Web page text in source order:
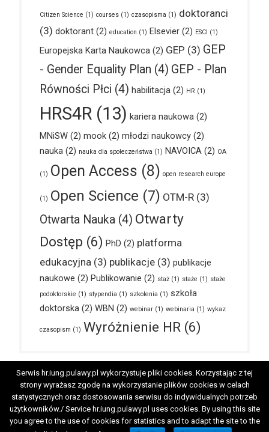
Citizen Science (1) courses(1) czasopisma (1) doktoranci
(3) doktorant(2) education (1) Elsevier(2) ESCI (1)
Europejska Karta Naukowca(2) GEP (3) GEP
- Gender Equality Plan (4) GEP - Plan
Równości Płci (4) habilitacja(2) HR (1)
HRS4R(13) kariera naukowa(2)
MNiSW(2) mook(2) młodzi naukowcy(2)
nauka(2) nauka dla społeczeństwa (1) NAVOICA(2) OA
(1) Open Access (8) open research europe
(1) Open Science (7) OTM-R(3)
Otwarta Nauka(4) Otwarty
Dostęp (6) PhD (2) platforma
edukacyjna (3) publikacje(3) publikacje
naukowe (2) Publikowanie (2) staż(1) staże (1) staże
podoktorskie (1) stypendia (1) szkolenia (1) szkoła
doktorska(2) WBN (2) webinar(1) webinaria (1) wykaz
czasopism (1) Wyróżnienie HR(6)
Ogólne HRS4R OTM-R Pracownicy
Doktoranci
Kandydaci
Serwis hr.iung.pulawy.pl wykorzystuje pliki cookies. Korzystając z tej
strony wyrażasz zgodę na wykorzystanie plików cookies w celach
statystycznych oraz dostosowania serwisu do indywidualnych potrzeb
użytkowników./ Service hr.iung.pulawy.pl uses cookies. By using this site
you agree to the use of cookies for statistics and to adapt the site to the